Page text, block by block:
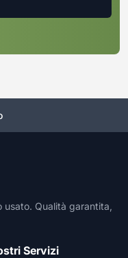
Qualità garantita,
Servizi